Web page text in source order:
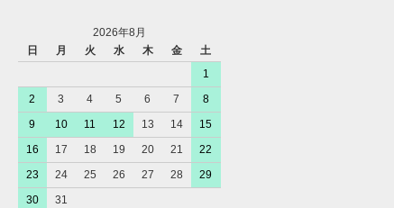
2026年8月
日
月 火 水 木 金
土
1
2
3 4 5 6 7
8
9
10 11 12 13 14
15
16
17 18 19 20 21
22
23
24 25 26 27 28
29
30
31